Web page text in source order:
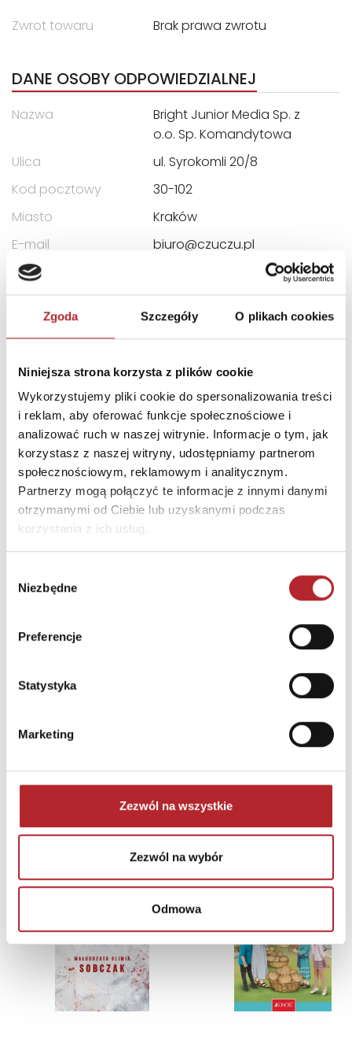
Zgoda Szczegóły O plikach cookies
Niniejsza strona korzysta z plików cookie
Wykorzystujemy pliki cookie do spersonalizowania treści
i reklam, aby oferować funkcje społecznościowe i
analizować ruch w naszej witrynie. Informacje o tym, jak
korzystasz z naszej witryny, udostępniamy partnerom
społecznościowym, reklamowym i analitycznym.
Partnerzy mogą połączyć te informacje z innymi danymi
otrzymanymi od Ciebie lub uzyskanymi podczas
korzystania z ich usług.
zgody
Niezbędne
Preferencje
Statystyka
Marketing
Zezwól na wszystkie
Zezwól na wybór
Odmowa
Zwrot towaru
Brak prawa zwrotu
DANE OSOBY ODPOWIEDZIALNEJ
Nazwa
Bright Junior Media Sp. z
o.o. Sp. Komandytowa
Ulica
ul. Syrokomli 20/8
Kod pocztowy
30-102
Miasto
Kraków
E-mail
biuro@czuczu.pl
INFORMACJE I OSTRZEŻENIA
CE Opakowanie nie służy do zabawy. Zachowaj
informacje. Przed podaniem dziecku upewnij się, że
produkt jest kompletny i nieuszkodzony.
INNI KLIENCI KUPOWALI
Sug. cena det.
Zaloguj się, aby kupić
NAJCZĘŚCIEJ KUPOWANE
Wyłączność
TOP 100